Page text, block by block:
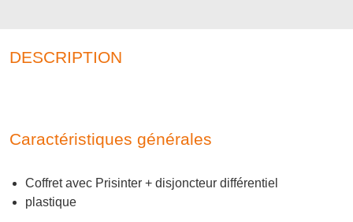
DESCRIPTION
Caractéristiques générales
Coffret avec Prisinter + disjoncteur différentiel
plastique